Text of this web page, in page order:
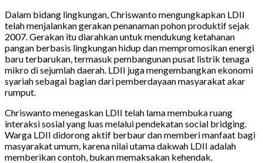
Dalam bidang lingkungan, Chriswanto mengungkapkan LDII
telah menjalankan gerakan penanaman pohon produktif sejak
2007. Gerakan itu diarahkan untuk mendukung ketahanan
pangan berbasis lingkungan hidup dan mempromosikan energi
baru terbarukan, termasuk pembangunan pusat listrik tenaga
mikro di sejumlah daerah. LDII juga mengembangkan ekonomi
syariah sebagai bagian dari pemberdayaan masyarakat akar
rumput.
Chriswanto menegaskan LDII telah lama membuka ruang
interaksi sosial yang luas melalui pendekatan social bridging.
Warga LDII didorong aktif berbaur dan memberi manfaat bagi
masyarakat umum, karena nilai utama dakwah LDII adalah
memberikan contoh, bukan memaksakan kehendak.